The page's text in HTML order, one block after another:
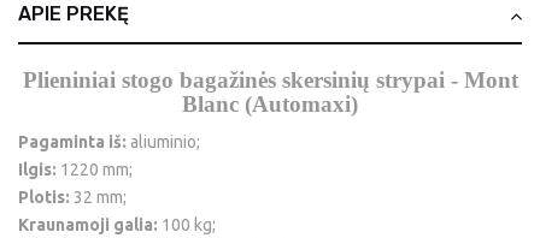
APIE PREKĘ
Plieniniai stogo bagažinės skersinių strypai - Mont
Blanc (Automaxi)
Pagaminta iš: aliuminio;
Ilgis: 1220 mm;
Plotis: 32 mm;
Kraunamoji galia: 100 kg;